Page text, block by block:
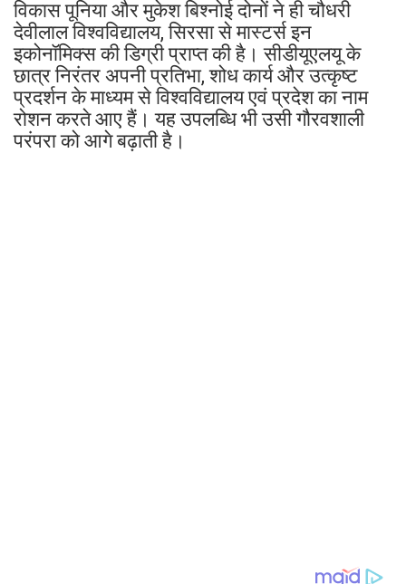
विकास पूनिया और मुकेश बिश्नोई दोनों ने ही चौधरी
देवीलाल विश्वविद्यालय, सिरसा से मास्टर्स इन
इकोनॉमिक्स की डिग्री प्राप्त की है। सीडीयूएलयू के
छात्र निरंतर अपनी प्रतिभा, शोध कार्य और उत्कृष्ट
प्रदर्शन के माध्यम से विश्वविद्यालय एवं प्रदेश का नाम
रोशन करते आए हैं। यह उपलब्धि भी उसी गौरवशाली
परंपरा को आगे बढ़ाती है।